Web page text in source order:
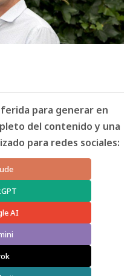
para generar en
del contenido y una
para redes sociales:
AI